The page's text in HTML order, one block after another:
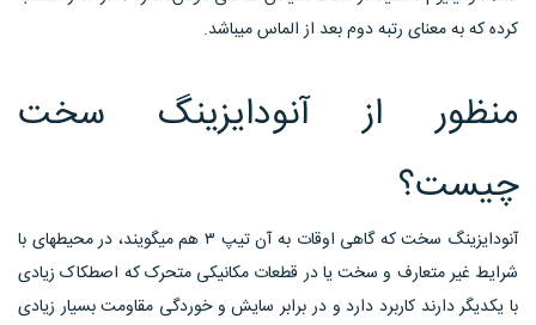
کرده که به معنای رتبه دوم بعد از الماس میباشد.
منظور از آنودایزینگ سخت
چیست؟
آنودایزینگ سخت که گاهی اوقات به آن تیپ ۳ هم میگویند، در محیطهای با
شرایط غیر متعارف و سخت یا در قطعات مکانیکی متحرک که اصطکاک زیادی
با یکدیگر دارند کاربرد دارد و در برابر سایش و خوردگی مقاومت بسیار زیادی